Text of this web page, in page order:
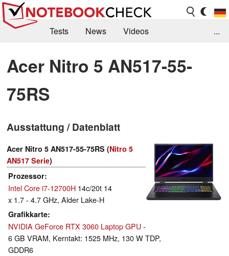
Tests News
Videos
Kaufberatung
Deals Suche
Jobs
Forum
...
Acer Nitro 5 AN517-55-
75RS
Ausstattung / Datenblatt
Acer Nitro 5 AN517-55-75RS (Nitro 5
AN517 Serie)
Prozessor
Intel Core i7-12700H 14c/20t 14
x 1.7 - 4.7 GHz, Alder Lake-H
Grafikkarte
NVIDIA GeForce RTX 3060 Laptop GPU-
6 GB VRAM, Kerntakt: 1525 MHz, 130 W TDP,
GDDR6